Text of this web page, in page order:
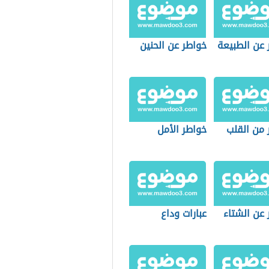
عن الطبيعة خواطر عن الحنين
من القلب خواطر الأمل
عن الشتاء عبارات وداع